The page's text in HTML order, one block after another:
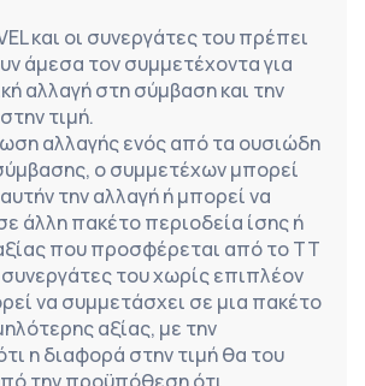
και οι συνεργάτες του πρέπει
άμεσα τον συμμετέχοντα για
αλλαγή στη σύμβαση και την
τιμή.
αλλαγής ενός από τα ουσιώδη
ο συμμετέχων μπορεί
την αλλαγή ή μπορεί να
άλλη πακέτο περιοδεία ίσης ή
που προσφέρεται από το TT
συνεργάτες του χωρίς επιπλέον
να συμμετάσχει σε μια πακέτο
αξίας, με την
η διαφορά στην τιμή θα του